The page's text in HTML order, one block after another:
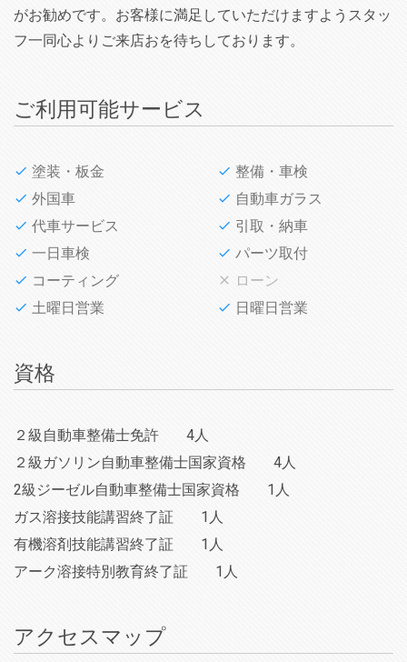
がお勧めです。お客様に満足していただけますようスタッ
フ一同心よりご来店おを待ちしております。
ご利用可能サービス
塗装・板金
整備・車検
外国車
自動車ガラス
代車サービス
引取・納車
一日車検
パーツ取付
コーティング
ローン
土曜日営業
日曜日営業
資格
２級自動車整備士免許
4人
２級ガソリン自動車整備士国家資格
4人
2級ジーゼル自動車整備士国家資格
1人
ガス溶接技能講習終了証
1人
有機溶剤技能講習終了証
1人
アーク溶接特別教育終了証
1人
アクセスマップ